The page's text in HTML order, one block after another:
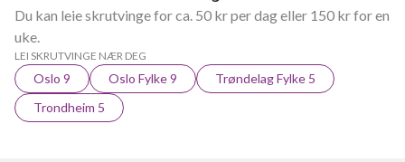
Du kan leie skrutvinge for ca. 50 kr per dag eller 150 kr for en
uke.
LEI SKRUTVINGE NÆR DEG
Oslo 9 Oslo Fylke 9
Trøndelag Fylke 5
Trondheim 5